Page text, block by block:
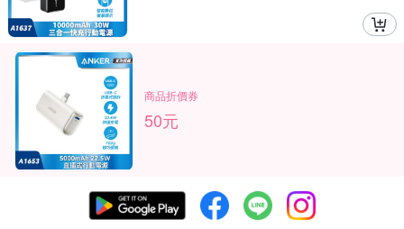
商品折價券
50元